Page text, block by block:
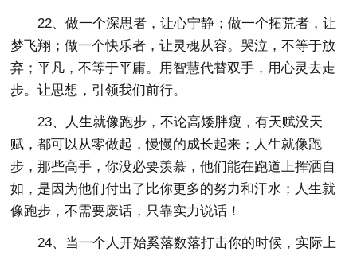
22、做一个深思者，让心宁静；做一个拓荒者，让
梦飞翔；做一个快乐者，让灵魂从容。哭泣，不等于放
弃；平凡，不等于平庸。用智慧代替双手，用心灵去走
步。让思想，引领我们前行。
23、人生就像跑步，不论高矮胖瘦，有天赋没天
赋，都可以从零做起，慢慢的成长起来；人生就像跑
步，那些高手，你没必要羡慕，他们能在跑道上挥洒自
如，是因为他们付出了比你更多的努力和汗水；人生就
像跑步，不需要废话，只靠实力说话！
24、当一个人开始奚落数落打击你的时候，实际上